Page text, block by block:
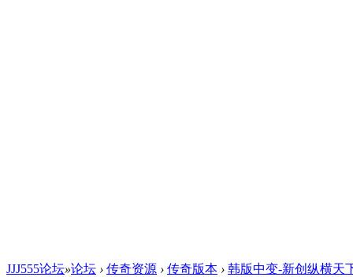
JJJ555论坛»论坛 › 传奇资源 › 传奇版本 › 韩版中变-新创纵横天